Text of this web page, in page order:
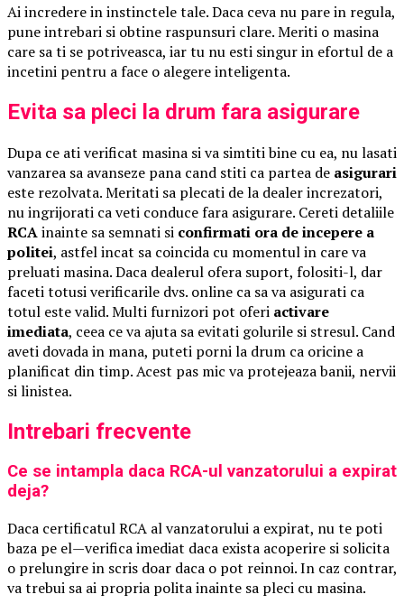
Ai incredere in instinctele tale. Daca ceva nu pare in regula,
pune intrebari si obtine raspunsuri clare. Meriti o masina
care sa ti se potriveasca, iar tu nu esti singur in efortul de a
incetini pentru a face o alegere inteligenta.
Evita sa pleci la drum fara asigurare
Dupa ce ati verificat masina si va simtiti bine cu ea, nu lasati
vanzarea sa avanseze pana cand stiti ca partea de asigurari
este rezolvata. Meritati sa plecati de la dealer increzatori,
nu ingrijorati ca veti conduce fara asigurare. Cereti detaliile
RCAinainte sa semnati si confirmati ora de incepere a
politei, astfel incat sa coincida cu momentul in care va
preluati masina. Daca dealerul ofera suport, folositi-l, dar
faceti totusi verificarile dvs. online ca sa va asigurati ca
totul este valid. Multi furnizori pot oferi activare
imediata, ceea ce va ajuta sa evitati golurile si stresul. Cand
aveti dovada in mana, puteti porni la drum ca oricine a
planificat din timp. Acest pas mic va protejeaza banii, nervii
si linistea.
Intrebari frecvente
Ce se intampla daca RCA-ul vanzatorului a expirat
deja?
Daca certificatul RCA al vanzatorului a expirat, nu te poti
baza pe el—verifica imediat daca exista acoperire si solicita
o prelungire in scris doar daca o pot reinnoi. In caz contrar,
va trebui sa ai propria polita inainte sa pleci cu masina.